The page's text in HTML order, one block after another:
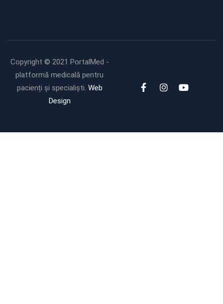
Copyright © 2021 PortalMed -
platformă medicală pentru
pacienți și specialiști. Web
Design